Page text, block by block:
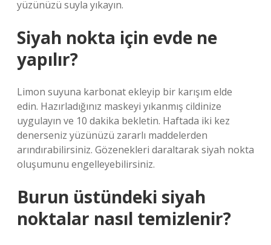
yüzünüzü suyla yıkayın.
Siyah nokta için evde ne
yapılır?
Limon suyuna karbonat ekleyip bir karışım elde
edin. Hazırladığınız maskeyi yıkanmış cildinize
uygulayın ve 10 dakika bekletin. Haftada iki kez
denerseniz yüzünüzü zararlı maddelerden
arındırabilirsiniz. Gözenekleri daraltarak siyah nokta
oluşumunu engelleyebilirsiniz.
Burun üstündeki siyah
noktalar nasıl temizlenir?